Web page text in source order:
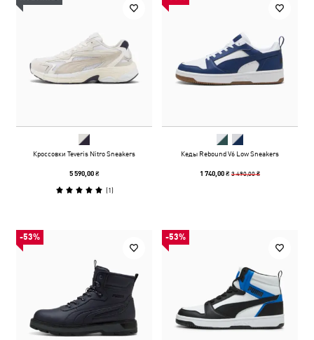
Кроссовки Teveris Nitro Sneakers
5 590,00 ₴
(1)
Кеды Rebound V6 Low Sneakers
1 740,00 ₴3 490,00 ₴
-53% -53%